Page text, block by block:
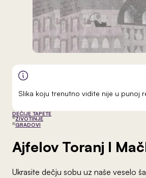
Slika koju trenutno vidite nije u punoj
DEČIJE TAPETE
ŽIVOTINJE
GRADOVI
Ajfelov Toranj I
Ukrasite dečju sobu uz naše veselo